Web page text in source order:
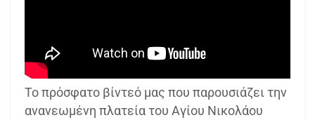
Το πρόσφατο βίντεό μας που παρουσιάζει την
ανανεωμένη πλατεία του Αγίου Νικολάου